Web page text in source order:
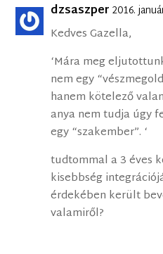
dzsaszper 2016.
Kedves Gazella,
‘Mára meg
nem egy
hanem kötelező
anya nem tudja úgy
egy “szakember”. ‘
tudtommal a 3 éves
kisebbség
érdekében került
valamiről?